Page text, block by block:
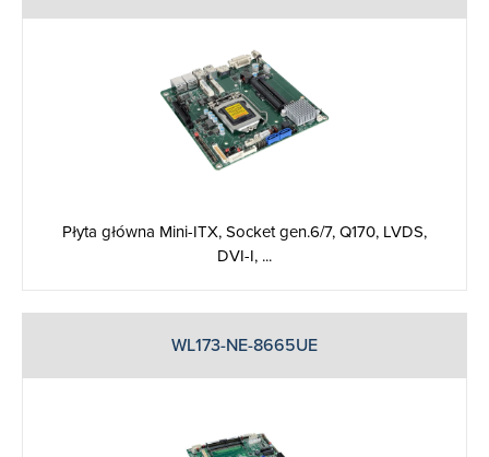
Płyta główna Mini-ITX, Socket gen.6/7, Q170, LVDS,
DVI-I, ...
WL173-NE-8665UE